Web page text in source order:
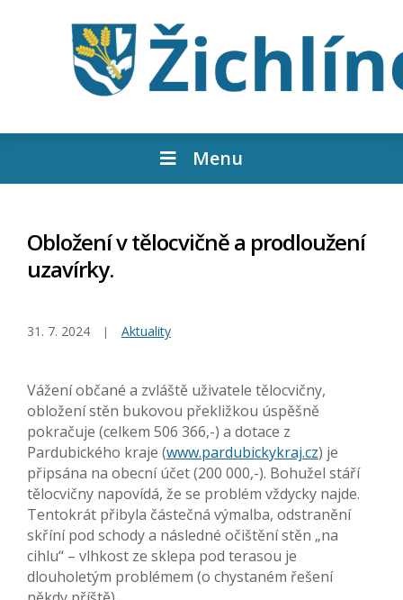
Menu
Obložení v tělocvičně a prodloužení
uzavírky.
31. 7. 2024 Aktuality
Vážení občané a zvláště uživatele tělocvičny,
obložení stěn bukovou překližkou úspěšně
pokračuje (celkem 506 366,-) a dotace z
Pardubického kraje (www.pardubickykraj.cz) je
připsána na obecní účet (200 000,-). Bohužel stáří
tělocvičny napovídá, že se problém vždycky najde.
Tentokrát přibyla částečná výmalba, odstranění
skříní pod schody a následné očištění stěn „na
cihlu“ – vlhkost ze sklepa pod terasou je
dlouholetým problémem (o chystaném řešení